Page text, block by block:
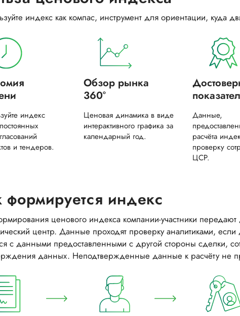
индекс как компас, инструмент для ориентации, куда
индекс
и тендеров.
Обзор рынка
360°
Ценовая динамика в виде
интерактивного графика за
календарный год.
Данные,
расчёта
проверку
ЦСР.
формируется индекс
ценового индекса компании-участники
центр. Данные проходят проверку аналитиками,
с данными предоставленными с другой стороны сделки,
данных. Неподтвержденные данные к расчёту не